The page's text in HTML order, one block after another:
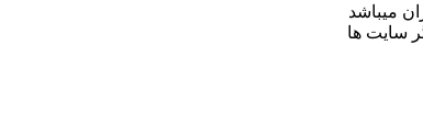
میباشد
سایت ها